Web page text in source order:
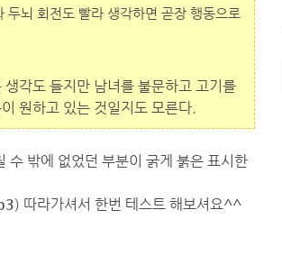
두뇌 회전도 빨라 생각하면 곧장 행동으로
각도 들지만 남녀를 불문하고 고기를
원하고 있는 것일지도 모른다.
수 밖에 없었던 부분이 굵게 붉은 표시한
) 따라가셔서 한번 테스트 해보셔요^^